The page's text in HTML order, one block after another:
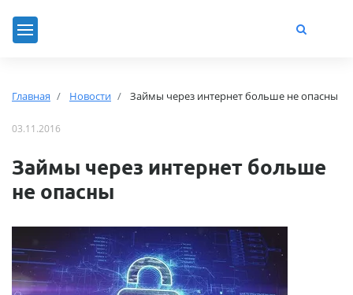
Главная Новости Займы через интернет больше не опасны
03.11.2016
Займы через интернет больше
не опасны